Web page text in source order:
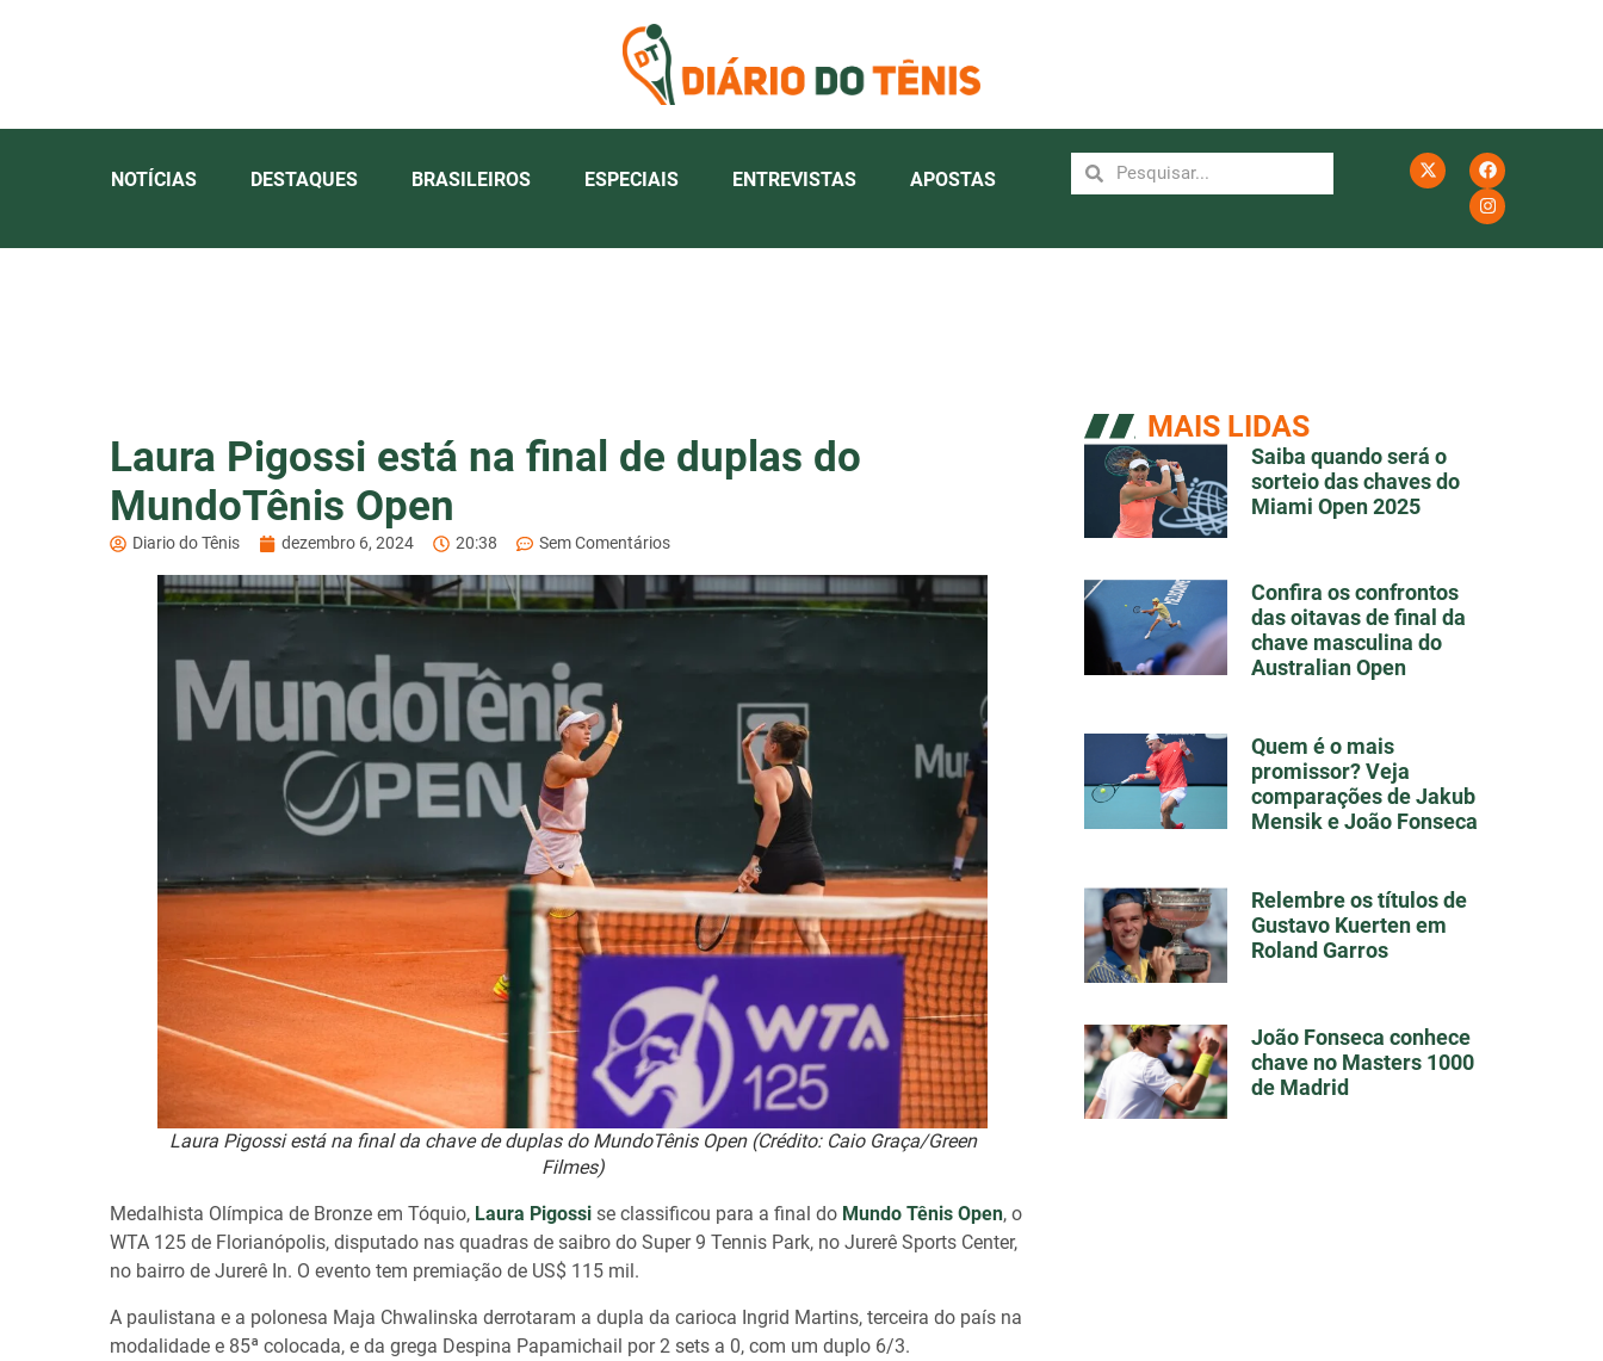
NOTÍCIAS DESTAQUES BRASILEIROS ESPECIAIS ENTREVISTAS APOSTAS
Laura Pigossi está na final de duplas do
MundoTênis Open
Diario do Tênis dezembro 6, 2024 20:38 Sem Comentários
Laura Pigossi está na final da chave de duplas do MundoTênis Open (Crédito: Caio Graça/Green
Filmes)
Medalhista Olímpica de Bronze em Tóquio, Laura Pigossi se classificou para a final do Mundo Tênis Open, o
WTA 125 de Florianópolis, disputado nas quadras de saibro do Super 9 Tennis Park, no Jurerê Sports Center,
no bairro de Jurerê In. O evento tem premiação de US$ 115 mil.
A paulistana e a polonesa Maja Chwalinska derrotaram a dupla da carioca Ingrid Martins, terceira do país na
modalidade e 85ª colocada, e da grega Despina Papamichail por 2 sets a 0, com um duplo 6/3.
MAIS LIDAS
Saiba quando será o
sorteio das chaves do
Miami Open 2025
Confira os confrontos
das oitavas de final da
chave masculina do
Australian Open
Quem é o mais
promissor? Veja
comparações de Jakub
Mensik e João Fonseca
Relembre os títulos de
Gustavo Kuerten em
Roland Garros
João Fonseca conhece
chave no Masters 1000
de Madrid